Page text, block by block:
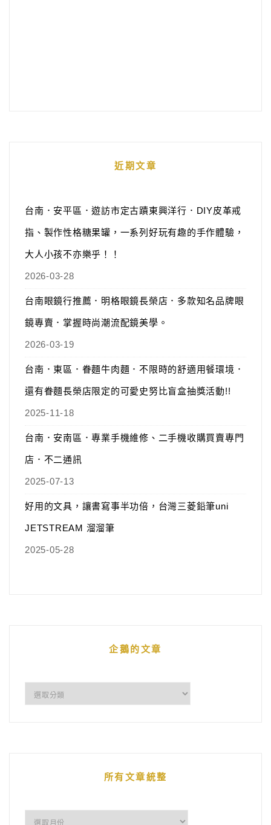
近期文章
台南．安平區．遊訪市定古蹟東興洋行．DIY皮革戒
指、製作性格糖果罐，一系列好玩有趣的手作體驗，
大人小孩不亦樂乎！！
2026-03-28
台南眼鏡行推薦．明格眼鏡長榮店．多款知名品牌眼
鏡專賣．掌握時尚潮流配鏡美學。
2026-03-19
台南．東區．眷麵牛肉麵．不限時的舒適用餐環境．
還有眷麵長榮店限定的可愛史努比盲盒抽獎活動!!
2025-11-18
台南．安南區．專業手機維修、二手機收購買賣專門
店．不二通訊
2025-07-13
好用的文具，讓書寫事半功倍，台灣三菱鉛筆uni
JETSTREAM 溜溜筆
2025-05-28
企鵝的文章
所有文章統整